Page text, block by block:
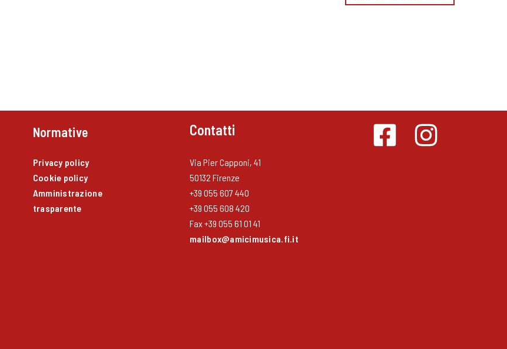
Normative
Privacy policy
Cookie policy
Amministrazione
trasparente
Contatti
Via Pier Capponi, 41
50132 Firenze
+39 055 607 440
+39 055 608 420
Fax +39 055 61 01 41
mailbox@amicimusica.fi.it